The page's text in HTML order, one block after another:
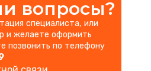
вопросы?
специалиста, или
и желаете оформить
позвонить по телефону